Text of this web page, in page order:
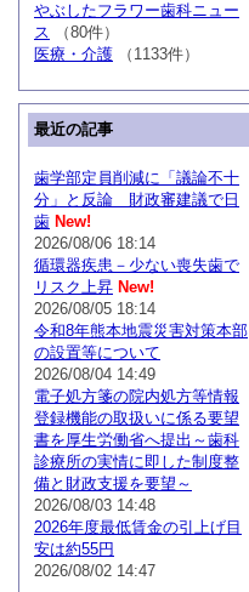
やぶしたフラワー歯科ニュー
ス （80件）
医療・介護 （1133件）
最近の記事
歯学部定員削減に「議論不十
分」と反論 財政審建議で日
歯 New!
2026/08/06 18:14
循環器疾患－少ない喪失歯で
リスク上昇 New!
2026/08/05 18:14
令和8年熊本地震災害対策本部
の設置等について
2026/08/04 14:49
電子処方箋の院内処方等情報
登録機能の取扱いに係る要望
書を厚生労働省へ提出～歯科
診療所の実情に即した制度整
備と財政支援を要望～
2026/08/03 14:48
2026年度最低賃金の引上げ目
安は約55円
2026/08/02 14:47